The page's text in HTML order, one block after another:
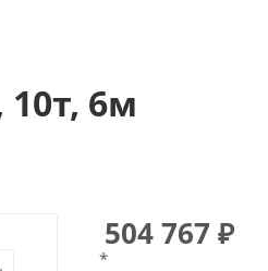
6м
504 767 ₽
*